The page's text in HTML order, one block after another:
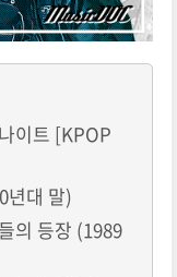
이트 [KPOP
년대 말)
의 등장 (1989